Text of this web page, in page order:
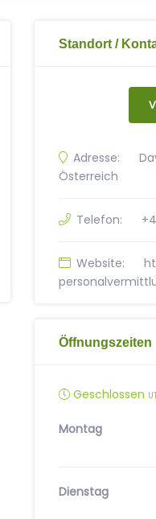
Standort /
Adresse:
Österreich
Telefon:
Website:
Öffnungszeiten
Geschlossen
Montag
Dienstag